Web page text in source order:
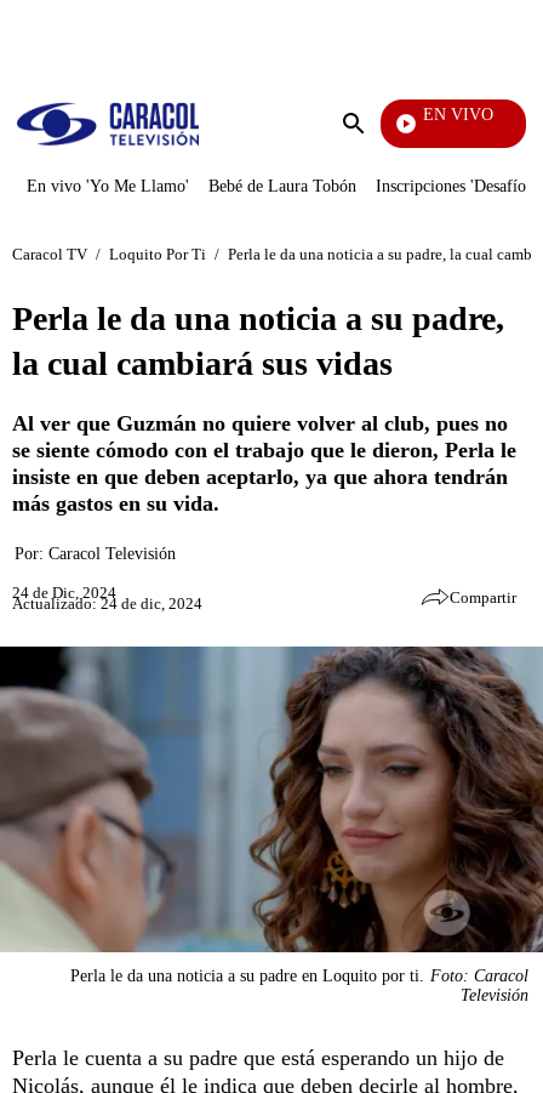
Enviar
EN VIVO
En vivo 'Yo Me Llamo' Bebé de Laura Tobón Inscripciones 'Desafío'
Caracol TV / Loquito Por Ti / Perla le da una noticia a su padre, la cual
Perla le da una noticia a su padre,
la cual cambiará sus vidas
Al ver que Guzmán no quiere volver al club, pues no
se siente cómodo con el trabajo que le dieron, Perla le
insiste en que deben aceptarlo, ya que ahora tendrán
más gastos en su vida.
Por: Caracol Televisión
24 de Dic, 2024
Actualizado: 24 de dic, 2024 Compartir
Perla le da una noticia a su padre en Loquito por ti.
Foto: Caracol
Televisión
Perla le cuenta a su padre que está esperando un hijo de
Nicolás, aunque él le indica que deben decirle al hombre,